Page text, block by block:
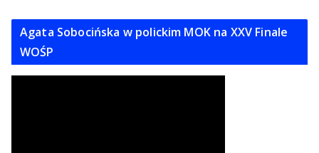
Agata Sobocińska w polickim MOK na XXV Finale
WOŚP